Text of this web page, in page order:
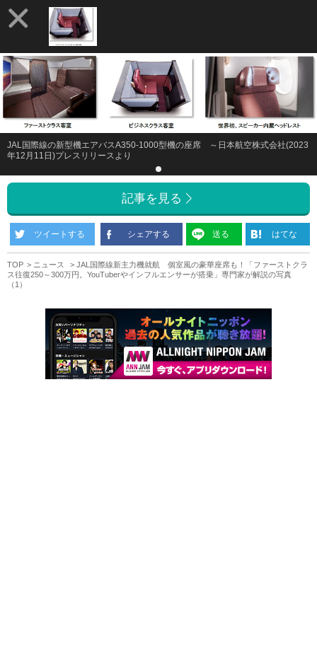
JAL国際線の新型機エアバスA350-1000型機の座席 ～日本航空株式会社(2023
年12月11日)プレスリリースより
記事を見る
ツイートする シェアする 送る はてな
TOP ニュース
JAL国際線新主力機就航 個室風の豪華座席も！「ファーストクラ
ス往復250～300万円。YouTuberやインフルエンサーが搭乗」専門家が解説の写真
（1）